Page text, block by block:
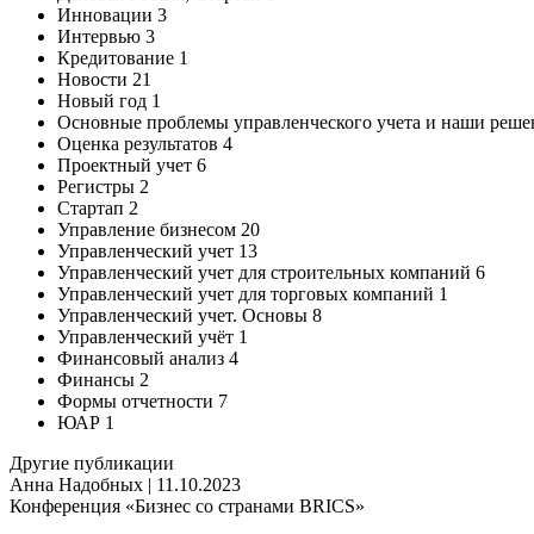
Инновации 3
Интервью 3
Кредитование 1
Новости 21
Новый год 1
Основные проблемы управленческого учета и наши
Оценка результатов 4
Проектный учет 6
Регистры 2
Стартап 2
Управление бизнесом 20
Управленческий учет 13
Управленческий учет для строительных компаний 6
Управленческий учет для торговых компаний 1
Управленческий учет. Основы 8
Управленческий учёт 1
Финансовый анализ 4
Финансы 2
Формы отчетности 7
ЮАР 1
Другие публикации
Анна Надобных | 11.10.2023
Конференция «Бизнес со странами BRICS»